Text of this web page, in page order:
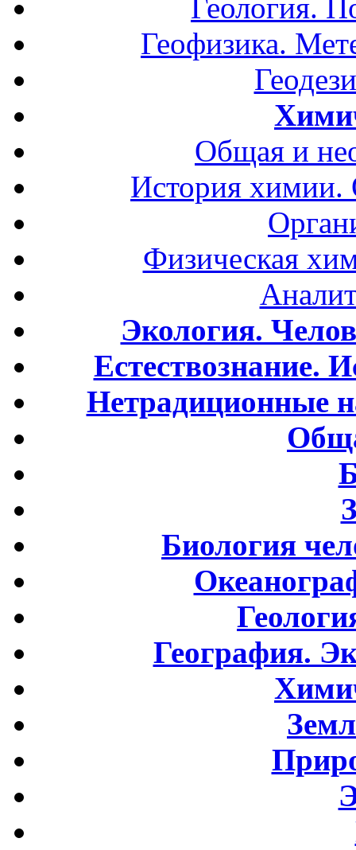
Геология.
Геофизика.
Общая и
История
Физическая
Экология.
Естествознание.
Нетрадиционные
Биология
География.